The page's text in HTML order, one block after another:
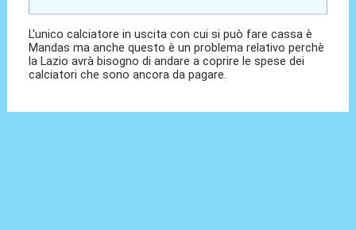
L'unico calciatore in uscita con cui si può fare cassa è
Mandas ma anche questo è un problema relativo perchè
la Lazio avrà bisogno di andare a coprire le spese dei
calciatori che sono ancora da pagare.